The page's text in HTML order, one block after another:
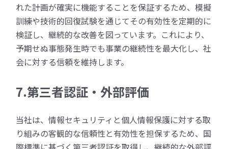
れた計画が確実に機能することを保証するため、模擬
訓練や技術的回復試験を通じてその有効性を定期的に
検証し、継続的な改善を図っています。これにより、
予期せぬ事態発生時でも事業の継続性を最大化し、社
会に対する信頼を維持します。
7.第三者認証・外部評価
当社は、情報セキュリティと個人情報保護に対する取
り組みの客観的な信頼性と有効性を担保するため、国